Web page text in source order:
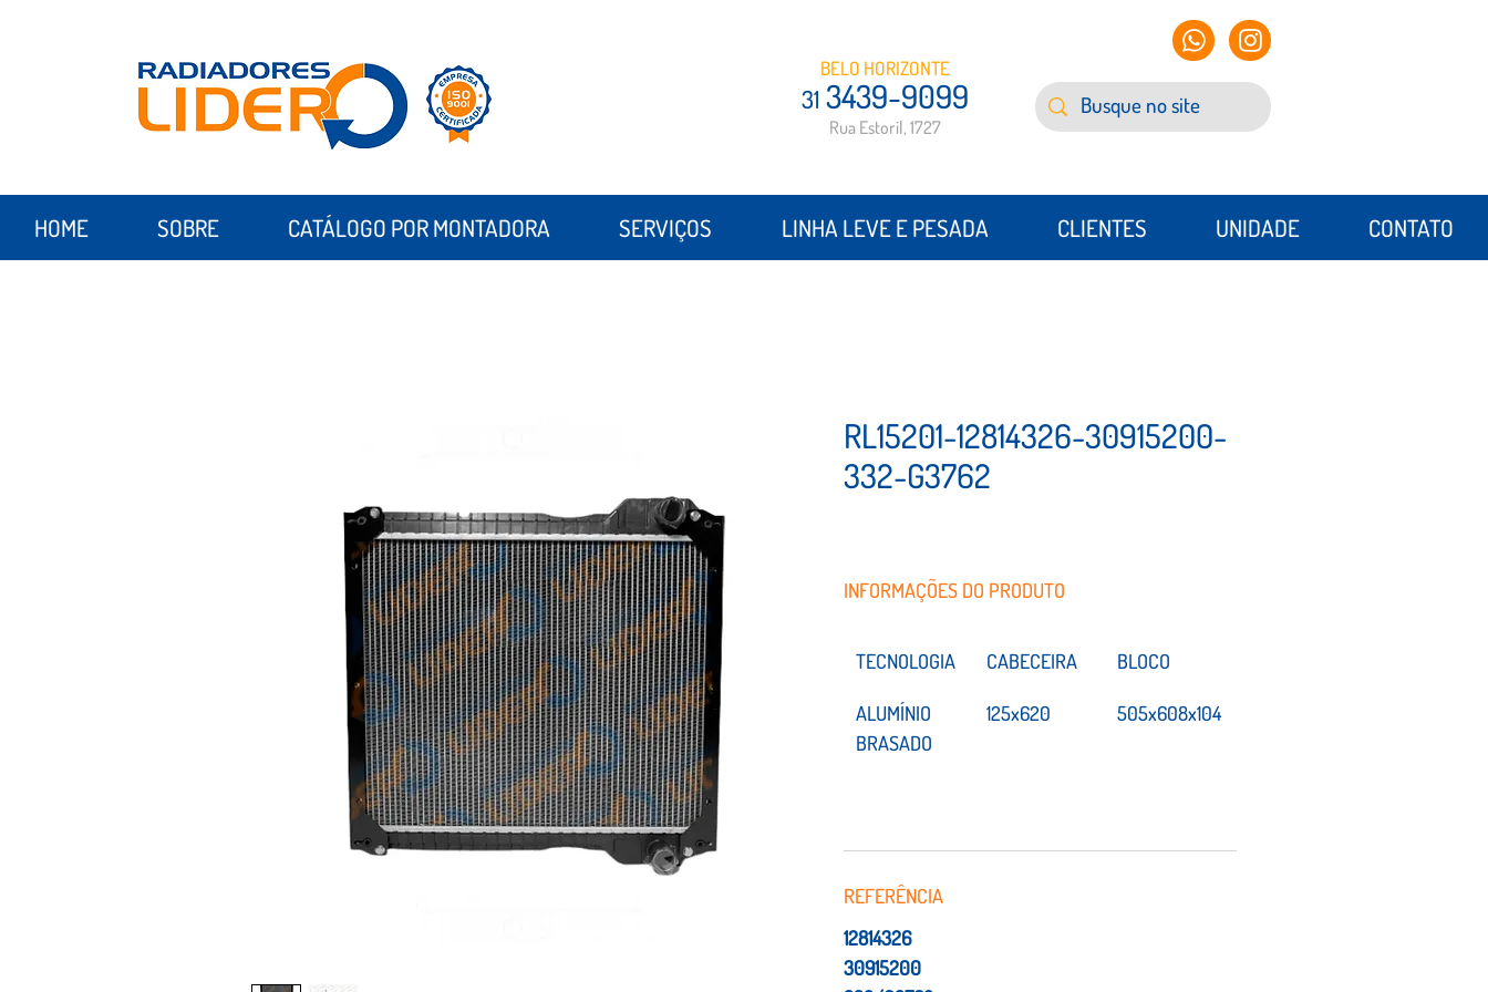
BELO HORIZONTE
31 3439-9099
Rua Estoril, 1727
HOME SOBRE CATÁLOGO POR MONTADORA SERVIÇOS LINHA LEVE E PESADA CLIENTES UNIDADE CONTATO
RL15201-12814326-30915200-
332-G3762
INFORMAÇÕES DO PRODUTO
TECNOLOGIA CABECEIRA BLOCO
ALUMÍNIO
BRASADO
125x620 505x608x104
REFERÊNCIA
12814326
30915200